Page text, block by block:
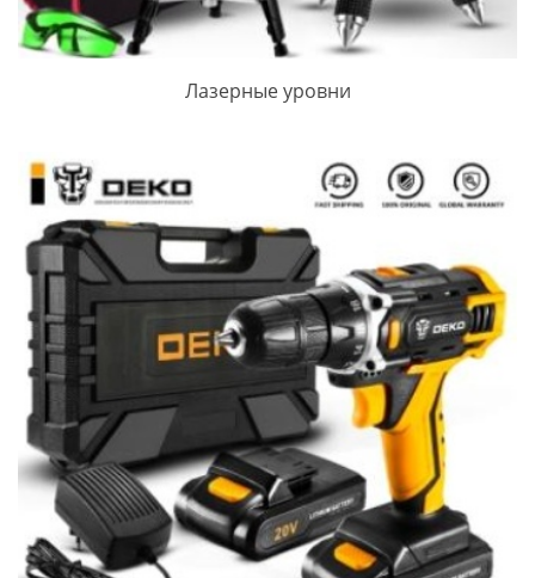
ПРОСМОТРЕТЬ ЗАПИСЬ
Лазерные уровни